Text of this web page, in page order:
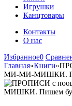
Игрушки
Канцтовары
Контакты
О нас
Избранное0
Главная»Книги»
МИ-МИ-МИШКИ.